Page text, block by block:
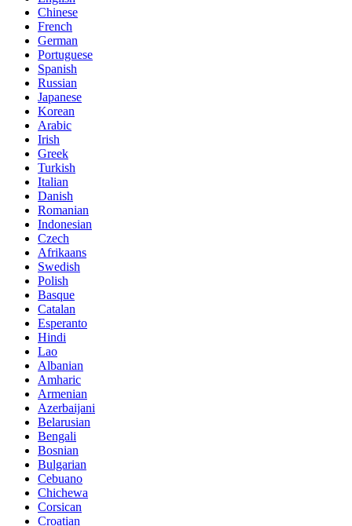
Chinese
French
German
Portuguese
Spanish
Russian
Japanese
Korean
Arabic
Irish
Greek
Turkish
Italian
Danish
Romanian
Indonesian
Czech
Afrikaans
Swedish
Polish
Basque
Catalan
Esperanto
Hindi
Lao
Albanian
Amharic
Armenian
Azerbaijani
Belarusian
Bengali
Bosnian
Bulgarian
Cebuano
Chichewa
Corsican
Croatian